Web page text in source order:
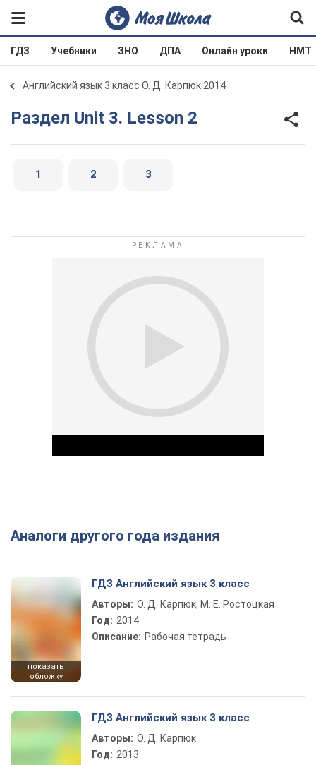
ГДЗ Учебники ЗНО ДПА Онлайн уроки НМТ
Английский язык 3 класс О. Д. Карпюк 2014
Раздел Unit 3. Lesson 2
1 2 3
Play Video
Аналоги другого года издания
показать
обложку
ГДЗ Английский язык 3 класс
Авторы: О. Д. Карпюк, М. Е. Ростоцкая
Год: 2014
Описание: Рабочая тетрадь
ГДЗ Английский язык 3 класс
Авторы: О. Д. Карпюк
Год: 2013